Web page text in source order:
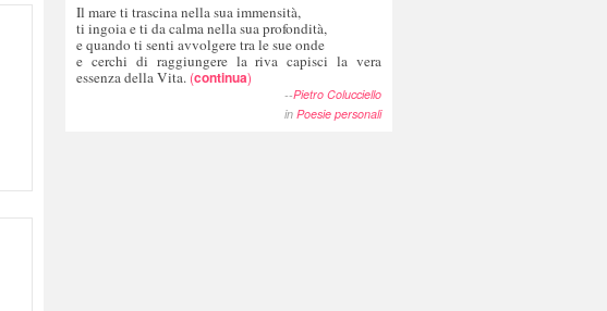
Il mare ti trascina nella sua immensità,
ti ingoia e ti da calma nella sua profondità,
e quando ti senti avvolgere tra le sue onde
e cerchi di raggiungere la riva capisci la vera
essenza della Vita. (continua)
--Pietro Colucciello
in Poesie personali